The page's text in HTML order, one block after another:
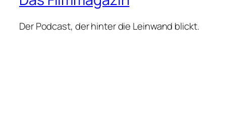
Der Podcast, der hinter die Leinwand blickt.